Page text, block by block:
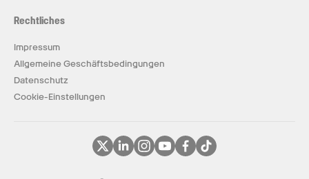
Rechtliches
Impressum
Allgemeine Geschäftsbedingungen
Datenschutz
Cookie-Einstellungen